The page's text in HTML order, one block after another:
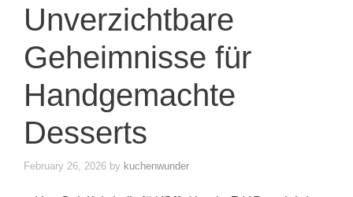
Unverzichtbare
Geheimnisse für
Handgemachte
Desserts
February 26, 2026 by kuchenwunder